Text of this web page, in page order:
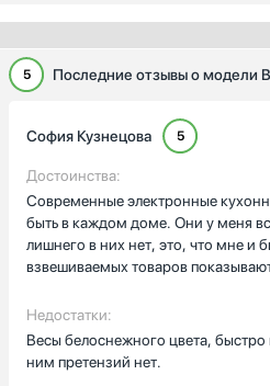
5 Последние отзывы о модели
София Кузнецова 5
Достоинства:
Современные электронные
быть в каждом доме. Они у меня
лишнего в них нет, это, что мне и
взвешиваемых товаров
Они небольшие, занимают мало
взвешивать до пяти килограмм.
алюминиевом корпусе, что
а верх из прочного стекла, что
Недостатки:
Весы белоснежного цвета,
ним претензий нет.